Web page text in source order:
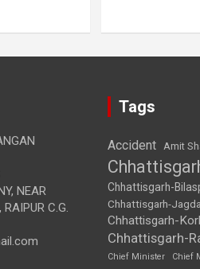
NEAR
C.G.
Tags
Accident Amit
Chhattisgarh-
Chhattisgarh-
Chhattisgarh-
Chhattisgarh-
Chief Minister
Chief